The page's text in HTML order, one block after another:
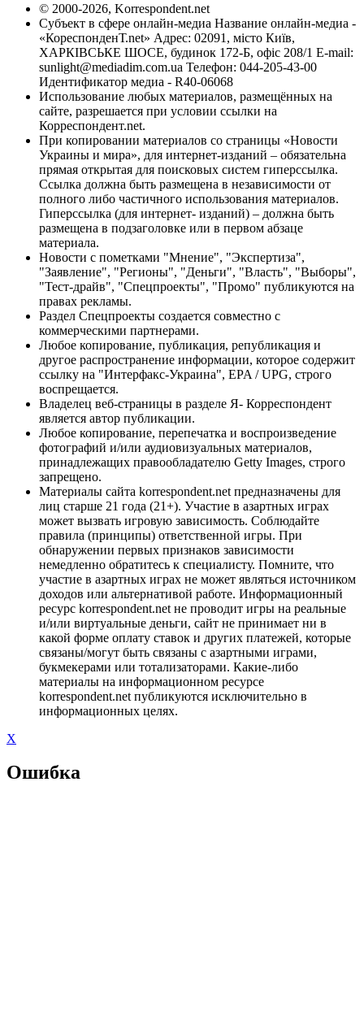
© 2000-2026, Korrespondent.net
Субъект в сфере онлайн-медиа Название онлайн-медиа -
«КореспонденТ.net» Адрес: 02091, місто Київ,
ХАРКІВСЬКЕ ШОСЕ, будинок 172-Б, офіс 208/1 E-mail:
sunlight@mediadim.com.ua Телефон: 044-205-43-00
Идентификатор медиа - R40-06068
Использование любых материалов, размещённых на
сайте, разрешается при условии ссылки на
Корреспондент.net.
При копировании материалов со страницы «Новости
Украины и мира», для интернет-изданий – обязательна
прямая открытая для поисковых систем гиперссылка.
Ссылка должна быть размещена в независимости от
полного либо частичного использования материалов.
Гиперссылка (для интернет- изданий) – должна быть
размещена в подзаголовке или в первом абзаце
материала.
Новости с пометками "Мнение", "Экспертиза",
"Заявление", "Регионы", "Деньги", "Власть", "Выборы",
"Тест-драйв", "Спецпроекты", "Промо" публикуются на
правах рекламы.
Раздел Спецпроекты создается совместно с
коммерческими партнерами.
Любое копирование, публикация, републикация и
другое распространение информации, которое содержит
ссылку на "Интерфакс-Украина", EPA / UPG, строго
воспрещается.
Владелец веб-страницы в разделе Я- Корреспондент
является автор публикации.
Любое копирование, перепечатка и воспроизведение
фотографий и/или аудиовизуальных материалов,
принадлежащих правообладателю Getty Images, строго
запрещено.
Материалы сайта korrespondent.net предназначены для
лиц старше 21 года (21+). Участие в азартных играх
может вызвать игровую зависимость. Соблюдайте
правила (принципы) ответственной игры. При
обнаружении первых признаков зависимости
немедленно обратитесь к специалисту. Помните, что
участие в азартных играх не может являться источником
доходов или альтернативой работе. Информационный
ресурс korrespondent.net не проводит игры на реальные
и/или виртуальные деньги, сайт не принимает ни в
какой форме оплату ставок и других платежей, которые
связаны/могут быть связаны с азартными играми,
букмекерами или тотализаторами. Какие-либо
материалы на информационном ресурсе
korrespondent.net публикуются исключительно в
информационных целях.
X
Ошибка